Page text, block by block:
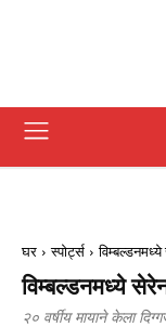
घर स्पोर्ट्स
विम्बल्डनमध्ये
२० वर्षीय मायाने केला